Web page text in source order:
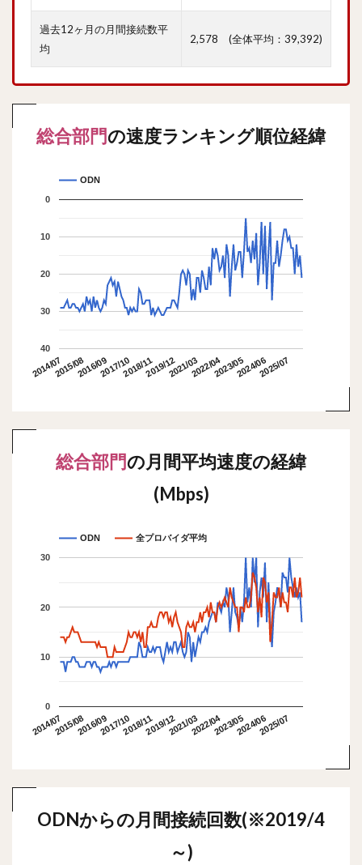
過去12ヶ月の月間接続数平
均
2,578 (全体平均：39,392)
総合部門の速度ランキング順位経緯
ODN
2014/072015/082016/092017/102018/112019/122021/032022/042023/052024/062025/07
0
10
20
30
40
総合部門の月間平均速度の経緯
(Mbps)
ODN 全プロバイダ平均
2014/072015/082016/092017/102018/112019/122021/032022/042023/052024/062025/07
0
10
20
30
ODNからの月間接続回数(※2019/4
～)